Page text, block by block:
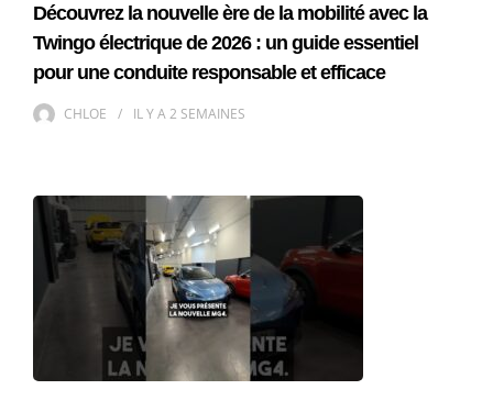
Découvrez la nouvelle ère de la mobilité avec la
Twingo électrique de 2026 : un guide essentiel
pour une conduite responsable et efficace
CHLOE IL Y A2 SEMAINES